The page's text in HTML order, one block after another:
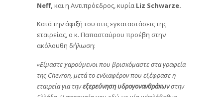
Neff, και η Αντιπρόεδρος, κυρία Liz Schwarze.
Κατά την άφιξή του στις εγκαταστάσεις της
εταιρείας, ο κ. Παπασταύρου προέβη στην
ακόλουθη δήλωση:
«Είμαστε χαρούμενοι που βρισκόμαστε στα γραφεία
της Chevron, μετά το ενδιαφέρον που εξέφρασε η
εταιρεία για τηνεξερεύνηση υδρογονανθράκωνστην